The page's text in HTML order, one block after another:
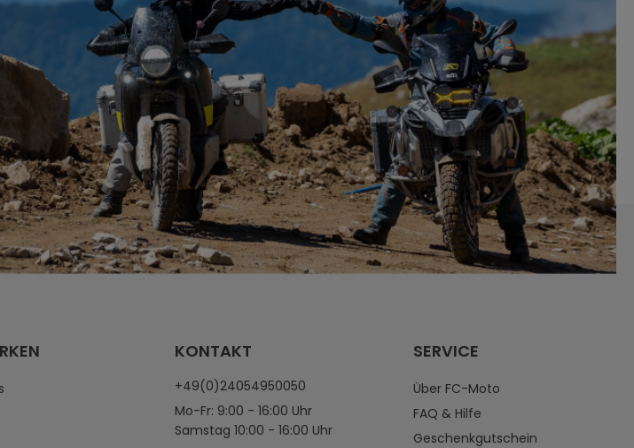
KONTAKT
+49(0)24054950050
Mo-Fr: 9:00 - 16:00 Uhr
Samstag 10:00 - 16:00 Uhr
SERVICE
Über FC-Moto
FAQ & Hilfe
Geschenkgutschein